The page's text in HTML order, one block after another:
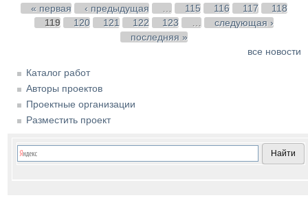
Страницы
« первая ‹ предыдущая 115 116 117
118
119
120 121 122 123
следующая ›
последняя »
все новости
Каталог работ
Авторы проектов
Проектные организации
Разместить проект